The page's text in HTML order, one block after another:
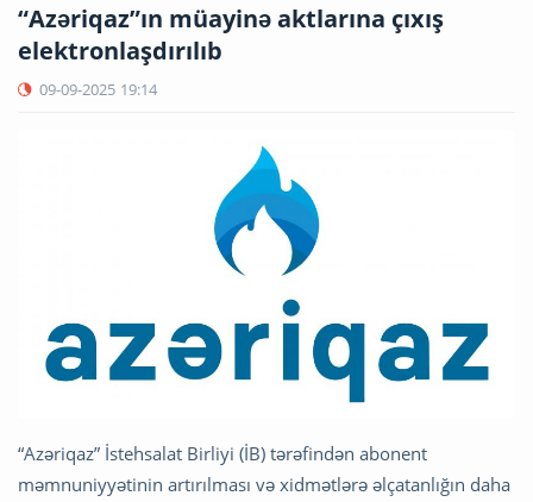
“Azəriqaz”ın müayinə aktlarına çıxış
elektronlaşdırılıb
09-09-2025 19:14
“Azəriqaz” İstehsalat Birliyi (İB) tərəfindən abonent
məmnuniyyətinin artırılması və xidmətlərə əlçatanlığın daha